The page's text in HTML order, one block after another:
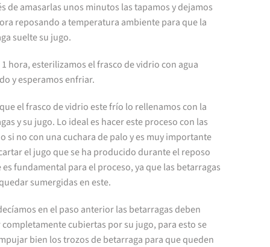
de amasarlas unos minutos las tapamos y dejamos
reposando a temperatura ambiente para que la
suelte su jugo.
1 hora, esterilizamos el frasco de vidrio con agua
y esperamos enfriar.
el frasco de vidrio este frío lo rellenamos con la
y su jugo. Lo ideal es hacer este proceso con las
si no con una cuchara de palo y es muy importante
el jugo que se ha producido durante el reposo
fundamental para el proceso, ya que las betarragas
sumergidas en este.
en el paso anterior las betarragas deben
cubiertas por su jugo, para esto se
bien los trozos de betarraga para que queden